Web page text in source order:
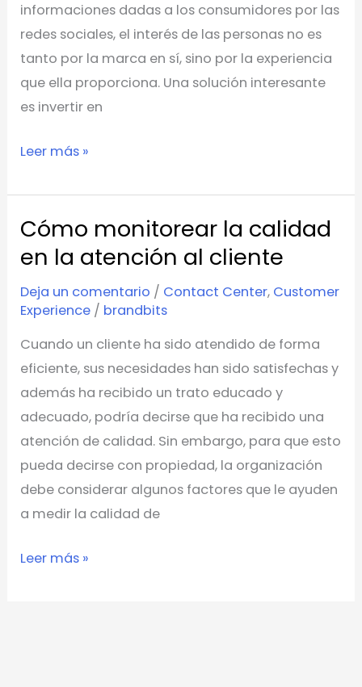
informaciones dadas a los consumidores por las
redes sociales, el interés de las personas no es
tanto por la marca en sí, sino por la experiencia
que ella proporciona. Una solución interesante
es invertir en
Leer más »
Cómo monitorear la calidad
en la atención al cliente
Deja un comentario / Contact Center, Customer
Experience / brandbits
Cuando un cliente ha sido atendido de forma
eficiente, sus necesidades han sido satisfechas y
además ha recibido un trato educado y
adecuado, podría decirse que ha recibido una
atención de calidad. Sin embargo, para que esto
pueda decirse con propiedad, la organización
debe considerar algunos factores que le ayuden
a medir la calidad de
Cómo
monitorear
calidad
en
la
atención
al
cliente
Leer más »